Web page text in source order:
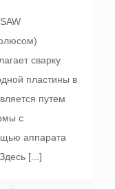
сварку
пластины в
путем
с
аппарата
[...]